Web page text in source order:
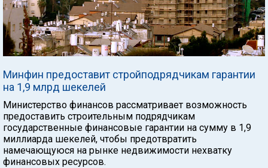
Минфин предоставит стройподрядчикам гарантии
на 1,9 млрд шекелей
Министерство финансов рассматривает возможность
предоставить строительным подрядчикам
государственные финансовые гарантии на сумму в 1,9
миллиарда шекелей, чтобы предотвратить
намечающуюся на рынке недвижимости нехватку
финансовых ресурсов.